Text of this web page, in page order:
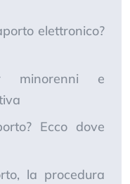
elettronico?
minorenni e
Ecco dove
la procedura